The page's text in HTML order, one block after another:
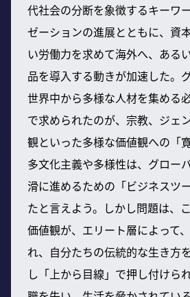
代社会の分断を象徴するキーワ
ゼーションの進展とともに、資
い労働力を求めて海外へ、ある
品を導入する動きが加速した。
世界中から多様な人材を集める
で求められたのが、宗教、ジェ
観といった多様な価値観への「
多文化主義や多様性は、グロー
滑に進めるための「ビジネスツ
たと言えよう。しかし問題は、
価値観が、エリート層によって
れ、自分たちの伝統的な生き方
し「上から目線」で押し付けら